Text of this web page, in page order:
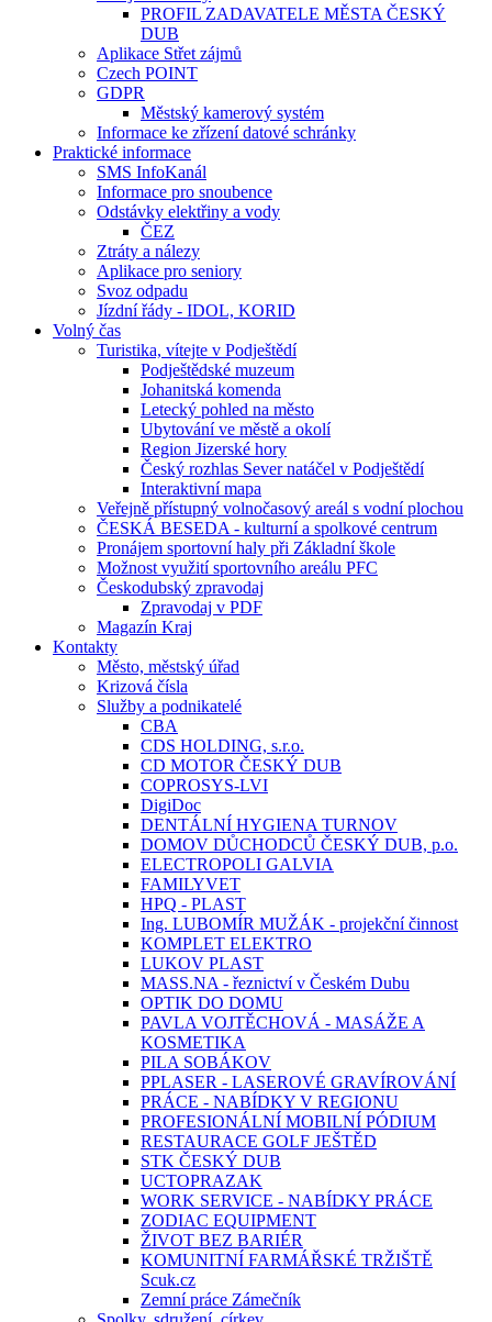
PROFIL ZADAVATELE MĚSTA ČESKÝ
DUB
Aplikace Střet zájmů
Czech POINT
GDPR
Městský kamerový systém
Informace ke zřízení datové schránky
Praktické informace
SMS InfoKanál
Informace pro snoubence
Odstávky elektřiny a vody
ČEZ
Ztráty a nálezy
Aplikace pro seniory
Svoz odpadu
Jízdní řády - IDOL, KORID
Volný čas
Turistika, vítejte v Podještědí
Podještědské muzeum
Johanitská komenda
Letecký pohled na město
Ubytování ve městě a okolí
Region Jizerské hory
Český rozhlas Sever natáčel v Podještědí
Interaktivní mapa
Veřejně přístupný volnočasový areál s vodní plochou
ČESKÁ BESEDA - kulturní a spolkové centrum
Pronájem sportovní haly při Základní škole
Možnost využití sportovního areálu PFC
Českodubský zpravodaj
Zpravodaj v PDF
Magazín Kraj
Kontakty
Město, městský úřad
Krizová čísla
Služby a podnikatelé
CBA
CDS HOLDING, s.r.o.
CD MOTOR ČESKÝ DUB
COPROSYS-LVI
DigiDoc
DENTÁLNÍ HYGIENA TURNOV
DOMOV DŮCHODCŮ ČESKÝ DUB, p.o.
ELECTROPOLI GALVIA
FAMILYVET
HPQ - PLAST
Ing. LUBOMÍR MUŽÁK - projekční činnost
KOMPLET ELEKTRO
LUKOV PLAST
MASS.NA - řeznictví v Českém Dubu
OPTIK DO DOMU
PAVLA VOJTĚCHOVÁ - MASÁŽE A
KOSMETIKA
PILA SOBÁKOV
PPLASER - LASEROVÉ GRAVÍROVÁNÍ
PRÁCE - NABÍDKY V REGIONU
PROFESIONÁLNÍ MOBILNÍ PÓDIUM
RESTAURACE GOLF JEŠTĚD
STK ČESKÝ DUB
UCTOPRAZAK
WORK SERVICE - NABÍDKY PRÁCE
ZODIAC EQUIPMENT
ŽIVOT BEZ BARIÉR
KOMUNITNÍ FARMÁŘSKÉ TRŽIŠTĚ
Scuk.cz
Zemní práce Zámečník